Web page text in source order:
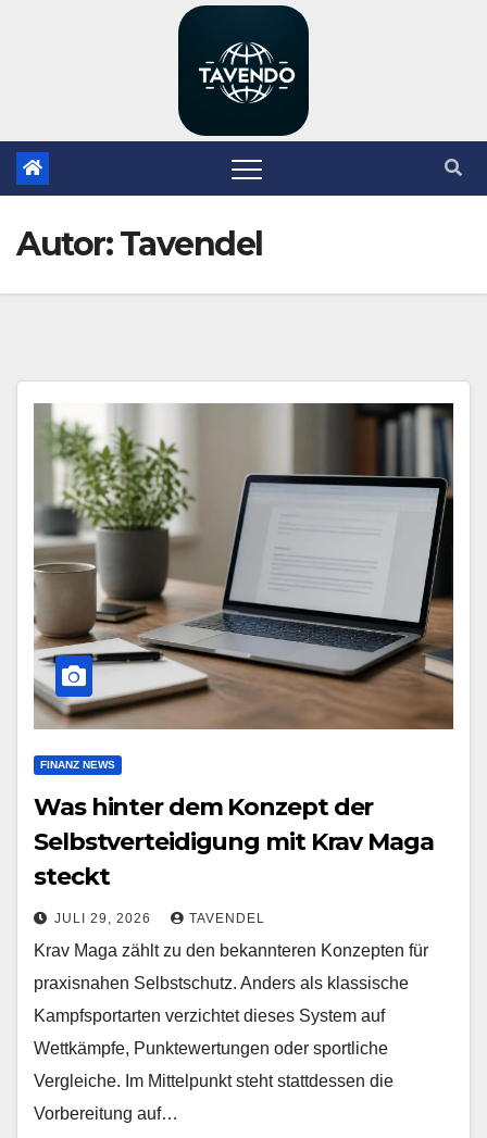
Autor:Tavendel
FINANZ NEWS
Was hinter dem Konzept der
Selbstverteidigung mit Krav Maga
steckt
JULI 29, 2026 TAVENDEL
Krav Maga zählt zu den bekannteren Konzepten für
praxisnahen Selbstschutz. Anders als klassische
Kampfsportarten verzichtet dieses System auf
Wettkämpfe, Punktewertungen oder sportliche
Vergleiche. Im Mittelpunkt steht stattdessen die
Vorbereitung auf…